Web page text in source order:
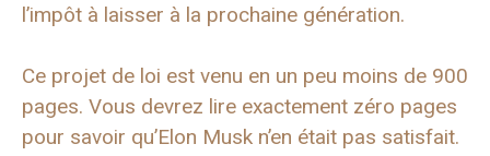
l’impôt à laisser à la prochaine génération.
Ce projet de loi est venu en un peu moins de 900
pages. Vous devrez lire exactement zéro pages
pour savoir qu’Elon Musk n’en était pas satisfait.